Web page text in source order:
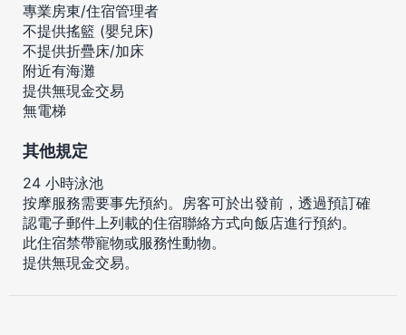
專業房東/住宿管理者
不提供搖籃 (嬰兒床)
不提供折疊床/加床
附近有海灘
提供無現金交易
無電梯
其他規定
24 小時泳池
按摩服務需要事先預約。房客可於出發前，透過預訂確
認電子郵件上列載的住宿聯絡方式向飯店進行預約。
此住宿禁帶寵物或服務性動物。
提供無現金交易。